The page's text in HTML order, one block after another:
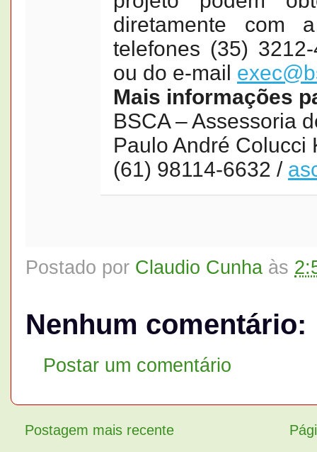
diretamente com
telefones (35)
ou do e-mail
Mais informações
BSCA – Assessoria
Paulo André Colucci
(61) 98114-6632 /
Postado por Claudio Cunha às
Nenhum comentário:
Postar um comentário
Postagem mais recente